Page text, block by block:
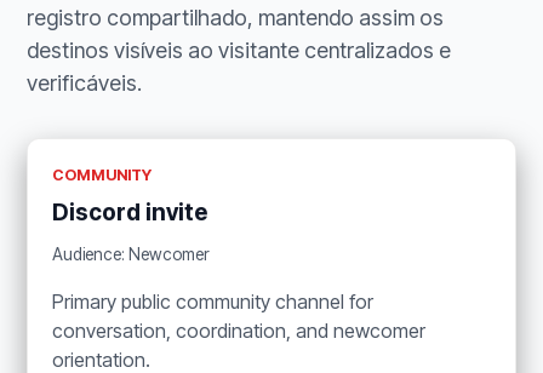
registro compartilhado, mantendo assim os
destinos visíveis ao visitante centralizados e
verificáveis.
COMMUNITY
Discord invite
Audience: Newcomer
Primary public community channel for
conversation, coordination, and newcomer
orientation.